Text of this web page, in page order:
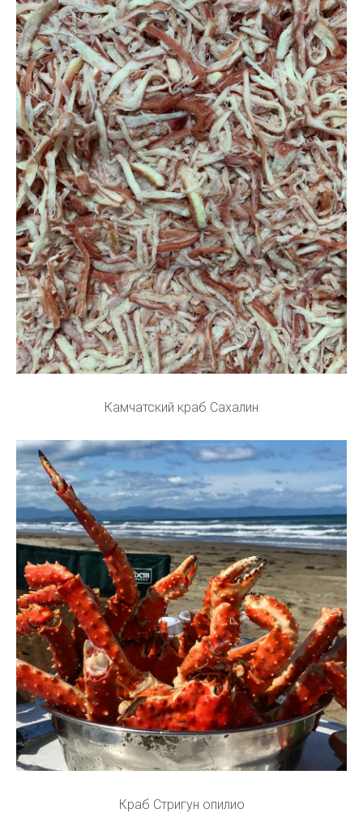
Камчатский краб Сахалин
Краб Стригун опилио